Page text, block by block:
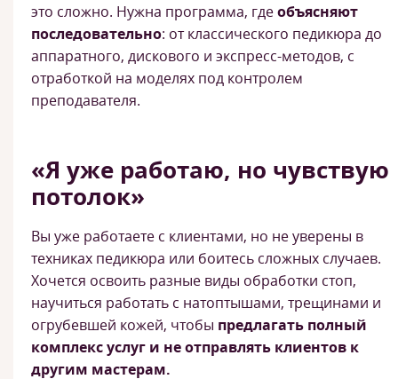
это сложно. Нужна программа, гдеобъясняют
последовательно: от классического педикюра до
аппаратного, дискового и экспресс-методов, с
отработкой на моделях под контролем
преподавателя.
«Я уже работаю, но чувствую
потолок»
Вы уже работаете с клиентами, но не уверены в
техниках педикюра или боитесь сложных случаев.
Хочется освоить разные виды обработки стоп,
научиться работать с натоптышами, трещинами и
огрубевшей кожей, чтобы предлагать полный
комплекс услуг и не отправлять клиентов к
другим мастерам.